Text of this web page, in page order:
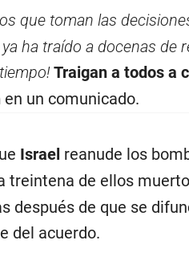
que toman las
ha traído a docenas de
Traigan a todos a
en un comunicado.
Israel reanude los
treintena de ellos
después de que se
del acuerdo.